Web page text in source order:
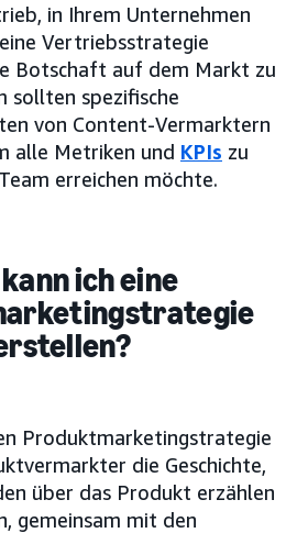
in Ihrem Unternehmen
Vertriebsstrategie
Botschaft auf dem Markt zu
sollten spezifische
von Content-Vermarktern
alle Metriken und KPIs zu
erreichen möchte.
ich eine
Produktmarketingstrategie
die Geschichte,
über das Produkt erzählen
gemeinsam mit den